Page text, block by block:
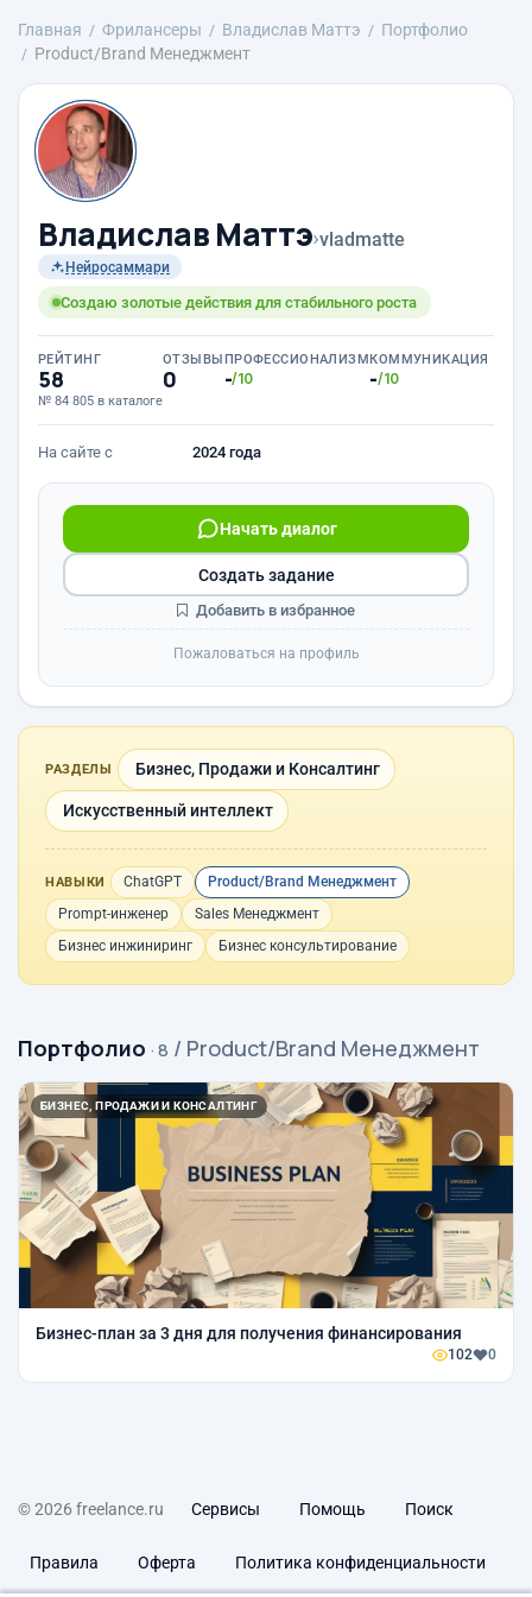
Главная Фрилансеры Владислав Маттэ
Портфолио
Product/Brand Менеджмент
Владислав Маттэ›vladmatte
Нейросаммари
Создаю золотые действия для стабильного роста
РЕЙТИНГ
58
№ 84 805 в каталоге
ОТЗЫВЫ
0
ПРОФЕССИОНАЛИЗМ
-/10
КОММУНИКАЦИЯ
-/10
На сайте с 2024 года
Начать диалог
Создать задание
Добавить в избранное
Пожаловаться на профиль
РАЗДЕЛЫ Бизнес, Продажи и Консалтинг
Искусственный интеллект
НАВЫКИ ChatGPT
Product/Brand Менеджмент
Prompt-инженер
Sales Менеджмент
Бизнес инжиниринг
Бизнес консультирование
Портфолио · 8 / Product/Brand Менеджмент
БИЗНЕС, ПРОДАЖИ И КОНСАЛТИНГ
Бизнес-план за 3 дня для получения финансирования
102 0
© 2026 freelance.ru Сервисы Помощь Поиск
Правила Оферта Политика конфиденциальности